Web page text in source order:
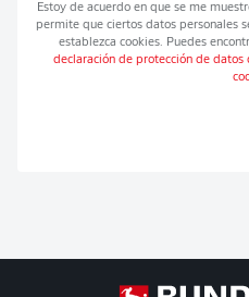
Estoy de acuerdo en que se me
permite que ciertos datos personales
establezca cookies. Puedes
declaración de protección de datos